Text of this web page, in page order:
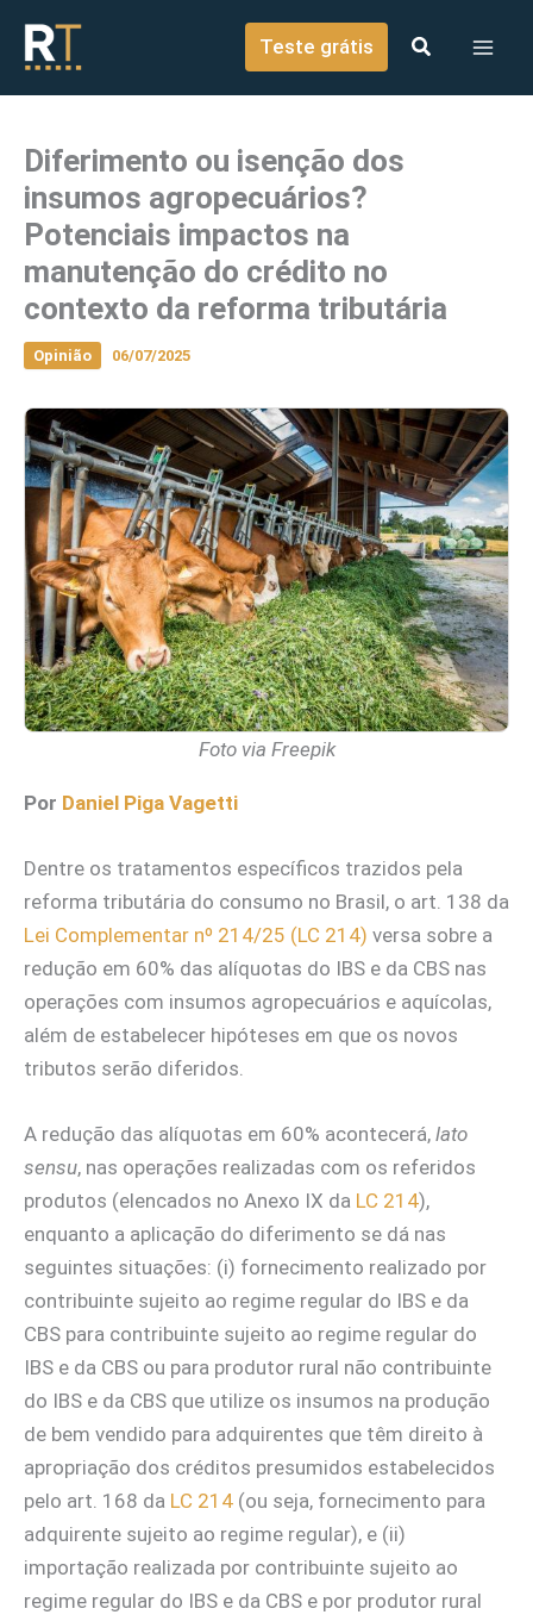
conteúdo
Teste grátis
Diferimento ou isenção dos
insumos agropecuários?
Potenciais impactos na
manutenção do crédito no
contexto da reforma tributária
Opinião 06/07/2025
Foto via Freepik
Por Daniel Piga Vagetti
Dentre os tratamentos específicos trazidos pela
reforma tributária do consumo no Brasil, o art. 138 da
Lei Complementar nº 214/25 (LC 214) versa sobre a
redução em 60% das alíquotas do IBS e da CBS nas
operações com insumos agropecuários e aquícolas,
além de estabelecer hipóteses em que os novos
tributos serão diferidos.
A redução das alíquotas em 60% acontecerá, lato
sensu, nas operações realizadas com os referidos
produtos (elencados no Anexo IX da LC 214),
enquanto a aplicação do diferimento se dá nas
seguintes situações: (i) fornecimento realizado por
contribuinte sujeito ao regime regular do IBS e da
CBS para contribuinte sujeito ao regime regular do
IBS e da CBS ou para produtor rural não contribuinte
do IBS e da CBS que utilize os insumos na produção
de bem vendido para adquirentes que têm direito à
apropriação dos créditos presumidos estabelecidos
pelo art. 168 da LC 214 (ou seja, fornecimento para
adquirente sujeito ao regime regular), e (ii)
importação realizada por contribuinte sujeito ao
regime regular do IBS e da CBS e por produtor rural